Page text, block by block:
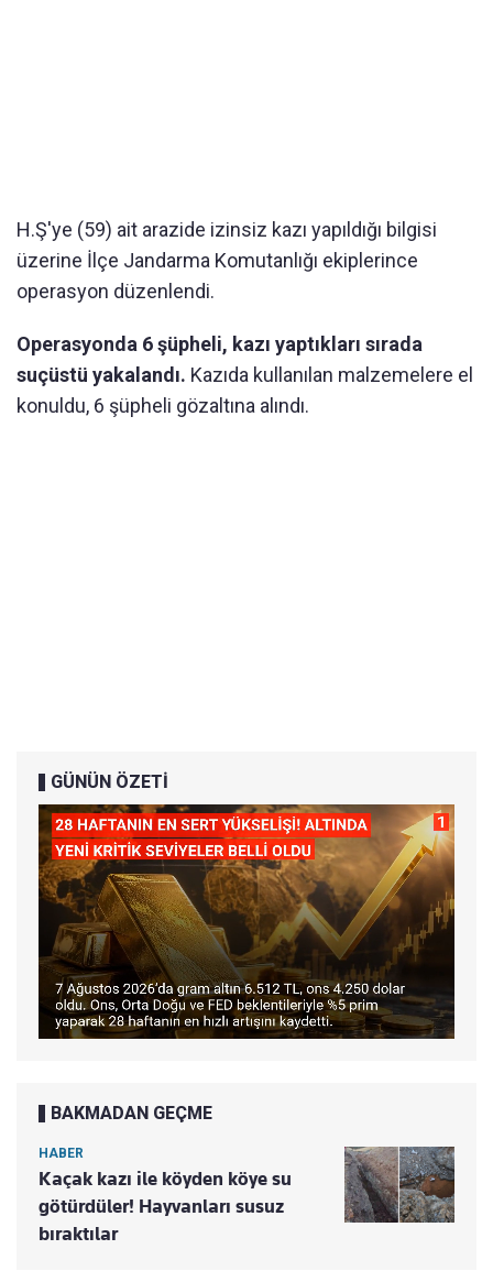
H.Ş'ye (59) ait arazide izinsiz kazı yapıldığı bilgisi
üzerine İlçe Jandarma Komutanlığı ekiplerince
operasyon düzenlendi.
Operasyonda 6 şüpheli, kazı yaptıkları sırada
suçüstü yakalandı. Kazıda kullanılan malzemelere el
konuldu, 6 şüpheli gözaltına alındı.
GÜNÜN ÖZETİ
BAKMADAN GEÇME
HABER
Kaçak kazı ile köyden köye su
götürdüler! Hayvanları susuz
bıraktılar